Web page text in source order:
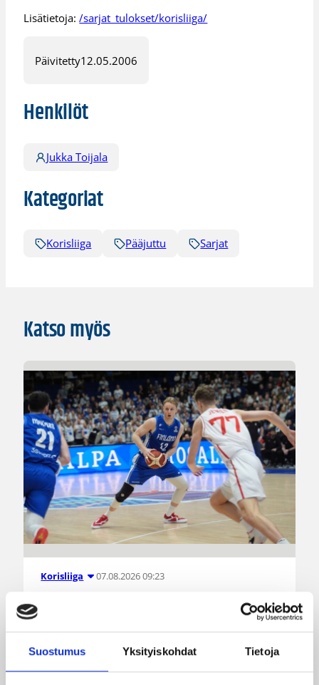
Suostumus Yksityiskohdat Tietoja
Lisätietoja:/sarjat_tulokset/korisliiga/
Päivitetty12.05.2006
Henkilöt
Jukka Toijala
Kategoriat
Korisliiga Pääjuttu Sarjat
Katso myös
Korisliiga 07.08.2026 09:23
Daniel Dolenc KTP-Basketin
haaviin
Dolenc on rakentanut pitkän ammattilaisuran